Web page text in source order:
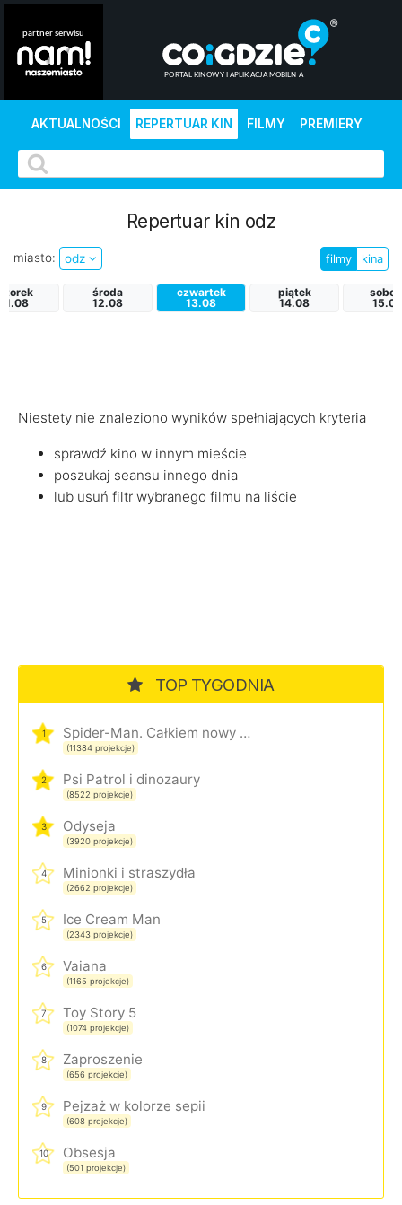
AKTUALNOŚCI REPERTUAR KIN FILMY PREMIERY
Repertuar kin odz
miasto: odz filmy kina
11.08
środa
12.08
czwartek
13.08
piątek
14.08
15.08
Niestety nie znaleziono wyników spełniających kryteria
sprawdź kino w innym mieście
poszukaj seansu innego dnia
lub usuń filtr wybranego filmu na liście
TOP TYGODNIA
1 Spider-Man. Całkiem nowy dzień
(11384 projekcje)
2 Psi Patrol i dinozaury
(8522 projekcje)
3 Odyseja
(3920 projekcje)
4 Minionki i straszydła
(2662 projekcje)
5 Ice Cream Man
(2343 projekcje)
6 Vaiana
(1165 projekcje)
7 Toy Story 5
(1074 projekcje)
8 Zaproszenie
(656 projekcje)
9 Pejzaż w kolorze sepii
(608 projekcje)
10 Obsesja
(501 projekcje)